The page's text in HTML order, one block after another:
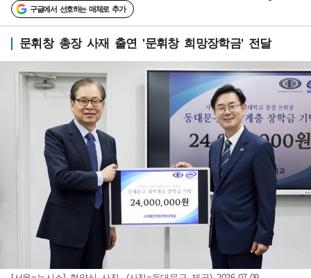
구글에서 선호하는 매체로 추가
문휘창 총장 사재 출연 '문휘창 희망장학금' 전달